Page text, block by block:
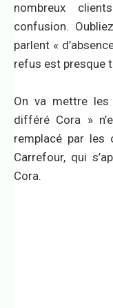
nombreux
confusion.
parlent «
refus est presque
On va mettre
différé Cora »
remplacé par les
Carrefour, qui
Cora.